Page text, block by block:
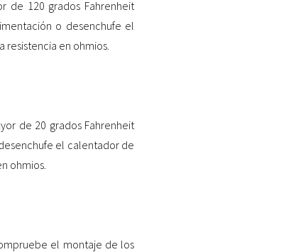
de 120 grados Fahrenheit
o desenchufe el
en ohmios.
de 20 grados Fahrenheit
el calentador de
ohmios.
el montaje de los